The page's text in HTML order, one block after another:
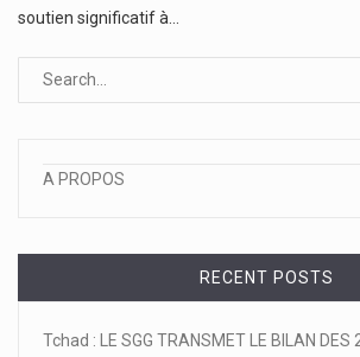
soutien significatif à…
A PROPOS
RECENT POSTS
Tchad : LE SGG TRANSMET LE BILAN DES